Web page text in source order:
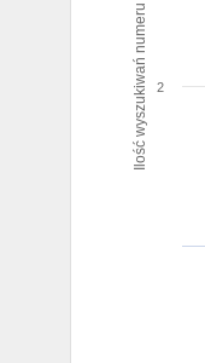
Ilość wyszukiwań numeru 2